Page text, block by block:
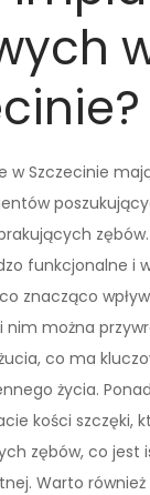
w Szczecinie
funkcjonalne i
znacząco
nim można
co ma
życia.
kości szczęki,
zębów, co
Warto również